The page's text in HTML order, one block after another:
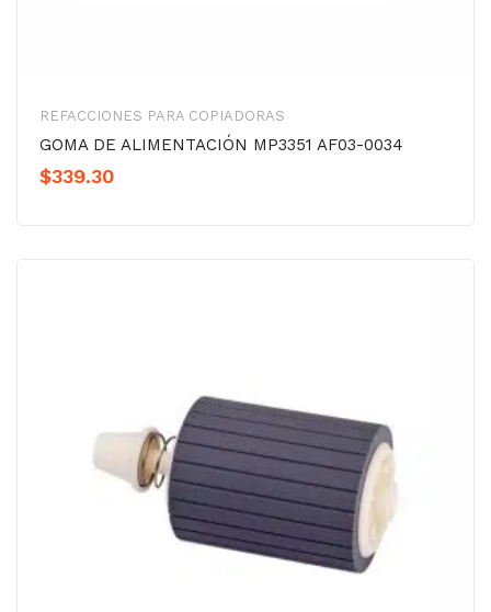
REFACCIONES PARA COPIADORAS
GOMA DE ALIMENTACIÓN MP3351 AF03-0034
$339.30